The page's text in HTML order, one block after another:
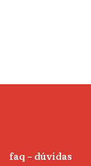
faq – dúvidas